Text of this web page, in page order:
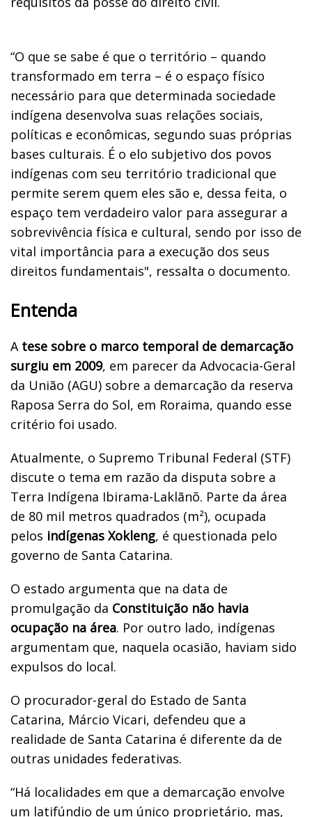
“O que se sabe é que o território – quando
transformado em terra – é o espaço físico
necessário para que determinada sociedade
indígena desenvolva suas relações sociais,
políticas e econômicas, segundo suas próprias
bases culturais. É o elo subjetivo dos povos
indígenas com seu território tradicional que
permite serem quem eles são e, dessa feita, o
espaço tem verdadeiro valor para assegurar a
sobrevivência física e cultural, sendo por isso de
vital importância para a execução dos seus
direitos fundamentais", ressalta o documento.
Entenda
A tese sobre o marco temporal de demarcação
surgiu em 2009, em parecer da Advocacia-Geral
da União (AGU) sobre a demarcação da reserva
Raposa Serra do Sol, em Roraima, quando esse
critério foi usado.
Atualmente, o Supremo Tribunal Federal (STF)
discute o tema em razão da disputa sobre a
Terra Indígena Ibirama-Laklãnõ. Parte da área
de 80 mil metros quadrados (m²), ocupada
pelos indígenas Xokleng, é questionada pelo
governo de Santa Catarina.
O estado argumenta que na data de
promulgação da Constituição não havia
ocupação na área. Por outro lado, indígenas
argumentam que, naquela ocasião, haviam sido
expulsos do local.
O procurador-geral do Estado de Santa
Catarina, Márcio Vicari, defendeu que a
realidade de Santa Catarina é diferente da de
outras unidades federativas.
“Há localidades em que a demarcação envolve
um latifúndio de um único proprietário, mas,